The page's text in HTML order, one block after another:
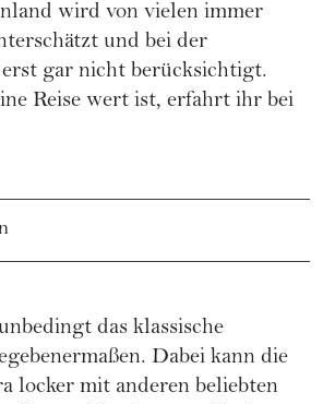
wird von vielen immer
und bei der
gar nicht berücksichtigt.
Reise wert ist, erfahrt ihr bei
das klassische
Dabei kann die
locker mit anderen beliebten